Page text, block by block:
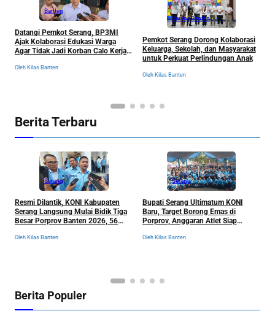
Banten
Datangi Pemkot Serang, BP3MI
Ajak Kolaborasi Edukasi Warga
Agar Tidak Jadi Korban Calo Kerja
Oleh Kilas Banten
SerangBanten
Pemkot Serang Dorong Kolaborasi
Keluarga, Sekolah, dan Masyarakat
untuk Perkuat Perlindungan Anak
Oleh Kilas Banten
Berita Terbaru
Serang
Resmi Dilantik, KONI Kabupaten
Serang Langsung Mulai Bidik Tiga
Besar Porprov Banten 2026, 56
Oleh Kilas Banten
Serang
Bupati Serang Ultimatum KONI
Baru, Target Borong Emas di
Porprov, Anggaran Atlet Siap
Oleh Kilas Banten
Berita Populer